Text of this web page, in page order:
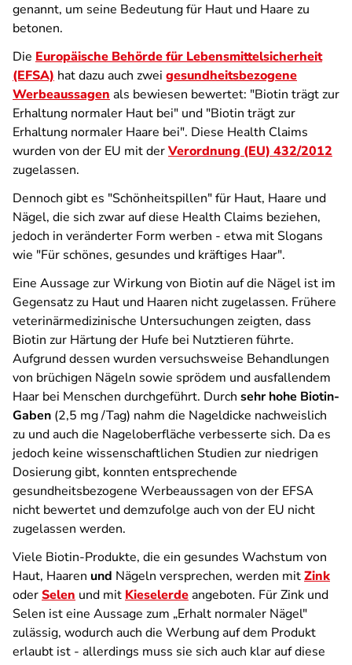
genannt, um seine Bedeutung für Haut und Haare zu
betonen.
Die Europäische Behörde für Lebensmittelsicherheit
(EFSA) hat dazu auch zwei gesundheitsbezogene
Werbeaussagen als bewiesen bewertet: "Biotin trägt zur
Erhaltung normaler Haut bei" und "Biotin trägt zur
Erhaltung normaler Haare bei". Diese Health Claims
wurden von der EU mit derVerordnung (EU) 432/2012
zugelassen.
Dennoch gibt es "Schönheitspillen" für Haut, Haare und
Nägel, die sich zwar auf diese Health Claims beziehen,
jedoch in veränderter Form werben - etwa mit Slogans
wie "Für schönes, gesundes und kräftiges Haar".
Eine Aussage zur Wirkung von Biotin auf die Nägel ist im
Gegensatz zu Haut und Haaren nicht zugelassen. Frühere
veterinärmedizinische Untersuchungen zeigten, dass
Biotin zur Härtung der Hufe bei Nutztieren führte.
Aufgrund dessen wurden versuchsweise Behandlungen
von brüchigen Nägeln sowie sprödem und ausfallendem
Haar bei Menschen durchgeführt. Durch sehr hohe Biotin-
Gaben (2,5 mg /Tag) nahm die Nageldicke nachweislich
zu und auch die Nageloberfläche verbesserte sich. Da es
jedoch keine wissenschaftlichen Studien zur niedrigen
Dosierung gibt, konnten entsprechende
gesundheitsbezogene Werbeaussagen von der EFSA
nicht bewertet und demzufolge auch von der EU nicht
zugelassen werden.
Viele Biotin-Produkte, die ein gesundes Wachstum von
Haut, Haaren und Nägeln versprechen, werden mitZink
oderSelen und mit Kieselerdeangeboten. Für Zink und
Selen ist eine Aussage zum „Erhalt normaler Nägel"
zulässig, wodurch auch die Werbung auf dem Produkt
erlaubt ist - allerdings muss sie sich auch klar auf diese